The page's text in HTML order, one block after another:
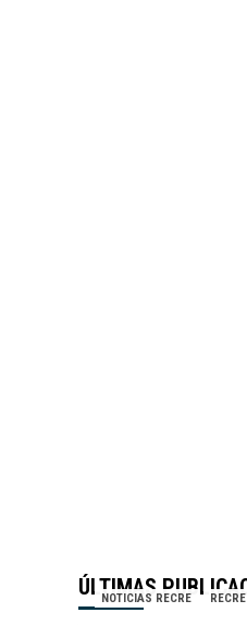
ÚLTIMAS
NOTICIAS RECRE RECRE